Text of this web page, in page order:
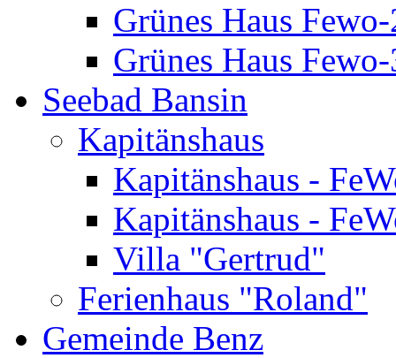
Grünes Haus
Grünes Haus
Seebad Bansin
Kapitänshaus
Kapitänshaus -
Kapitänshaus -
Villa "Gertrud"
Ferienhaus "Roland"
Gemeinde Benz